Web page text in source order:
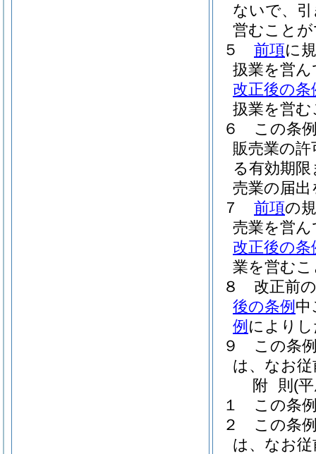
ないで、
営むこと
５
前項に
扱業を営
改正後の条
扱業を営む
６
この条
販売業の
る有効期
売業の届
７
前項の
売業を営
改正後の条
業を営む
８
改正前
後の条例 中
例 により
９
この条
は、なお
附 則 (
１
この条
２
この条
は、なお